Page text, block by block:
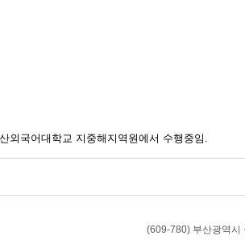
외국어대학교 지중해지역원에서 수행중임.
(609-780) 부산광역시